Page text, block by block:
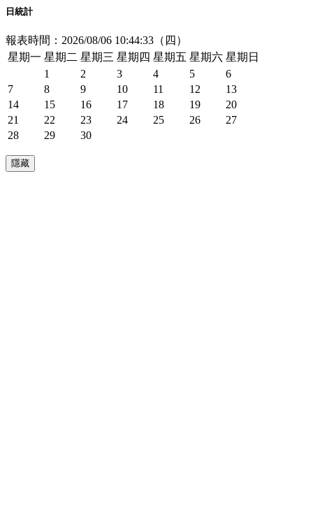
日統計
報表時間：2026/08/06 10:44:33（四）
星期一 星期二 星期三 星期四 星期五 星期六 星期日
1
2 3 4 5
6
7
8 9 10 11 12
13
14
15 16 17 18 19
20
21
22 23 24 25 26
27
28
29 30